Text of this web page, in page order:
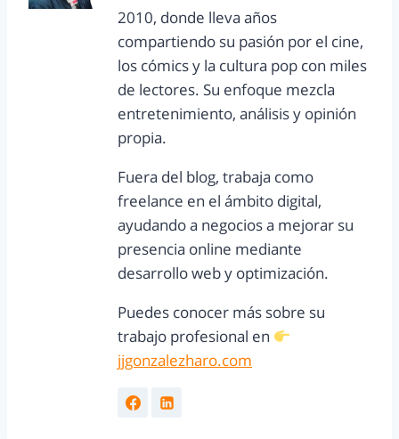
2010, donde lleva años
compartiendo su pasión por el cine,
los cómics y la cultura pop con miles
de lectores. Su enfoque mezcla
entretenimiento, análisis y opinión
propia.
Fuera del blog, trabaja como
freelance en el ámbito digital,
ayudando a negocios a mejorar su
presencia online mediante
desarrollo web y optimización.
Puedes conocer más sobre su
trabajo profesional en
jjgonzalezharo.com